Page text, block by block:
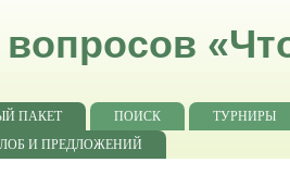
ПАКЕТ ПОИСК
ТУРНИРЫ
И ПРЕДЛОЖЕНИЙ